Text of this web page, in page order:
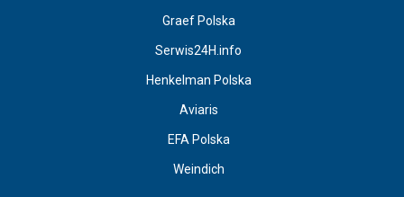
Graef Polska
Serwis24H.info
Henkelman Polska
Aviaris
EFA Polska
Weindich